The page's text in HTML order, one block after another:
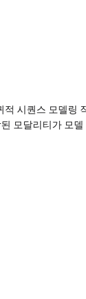
시퀀스 모델링
모달리티가 모델